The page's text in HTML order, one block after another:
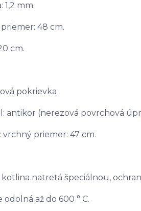
1,2 mm.
48 cm.
cm.
pokrievka
antikor (nerezová povrchová
vrchný priemer: 47 cm.
kotlina natretá špeciálnou,
odolná až do 600 ° C.